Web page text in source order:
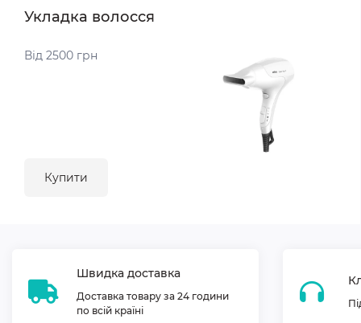
Укладка волосся
Від 2500 грн
Купити
Швидка доставка
Доставка товару за 24 години
по всій країні